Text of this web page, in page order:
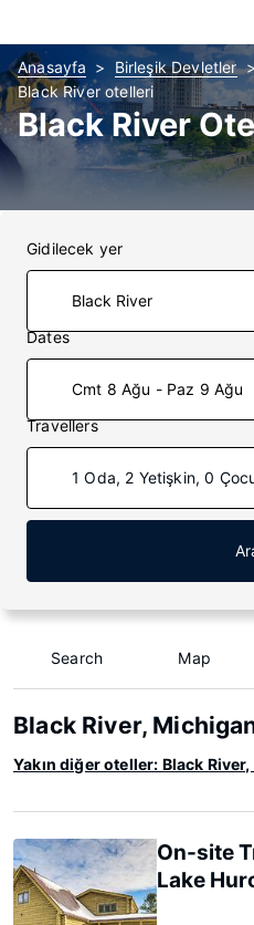
Anasayfa Birleşik Devletler
Black River otelleri
Black River
Gidilecek yer
Dates
Cmt 8 Ağu - Paz 9 Ağu
Travellers
1 Oda, 2 Yetişkin, 0
Search Map
Black River,
Yakın diğer oteller: Black
On-site
Lake